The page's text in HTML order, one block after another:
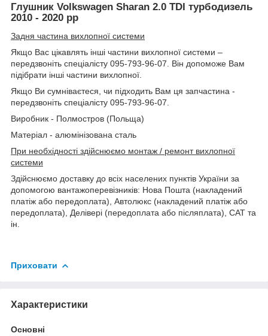
Глушник Volkswagen Sharan 2.0 TDI турбодизель
2010 - 2020 рр
Задня частина вихлопної системи
Якщо Вас цікавлять інші частини вихлопної системи –
передзвоніть спеціалісту 095-793-96-07. Він допоможе Вам
підібрати інші частини вихлопної.
Якщо Ви сумніваєтеся, чи підходить Вам ця запчастина -
передзвоніть спеціалісту 095-793-96-07.
Виробник - Полмостров (Польща)
Матеріал - алюмінізована сталь
При необхідності здійснюємо монтаж / ремонт вихлопної
системи
Здійснюємо доставку до всіх населених пунктів України за
допомогою вантажоперевізників: Нова Пошта (накладений
платіж або передоплата), Автолюкс (накладений платіж або
передоплата), Делівері (передоплата або післяплата), САТ та
ін.
Приховати
Характеристики
Основні